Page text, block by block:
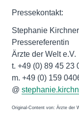
Pressekontakt:
Stephanie Kirchner
Pressereferentin
Ärzte der Welt e.V.
t. +49 (0) 89 45 23
m. +49 (0) 159
@
Original-Content von: Ärzte der